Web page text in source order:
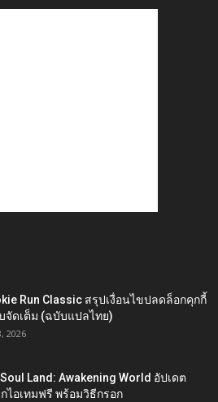
Run Classic สรุปเงื่อนไขปลดล็อกคุกกี้
จัดเต็ม (ฉบับแปลไทย)
2026
Land: Awakening World อัปเดต
ไอเทมฟรี พร้อมวิธีกรอก